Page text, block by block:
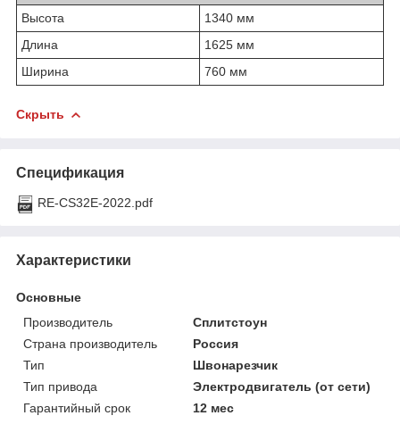
Высота
1340 мм
Длина
1625 мм
Ширина
760 мм
Скрыть
Спецификация
RE-CS32E-2022.pdf
Характеристики
Основные
Производитель
Сплитстоун
Страна производитель
Россия
Тип
Швонарезчик
Тип привода
Электродвигатель (от сети)
Гарантийный срок
12 мес